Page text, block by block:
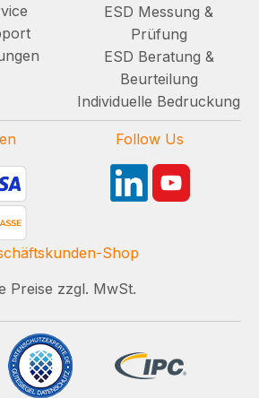
ESD Messung &
Prüfung
ESD Beratung &
Beurteilung
Individuelle Bedruckung
Follow Us
Shop
Preise zzgl. MwSt.